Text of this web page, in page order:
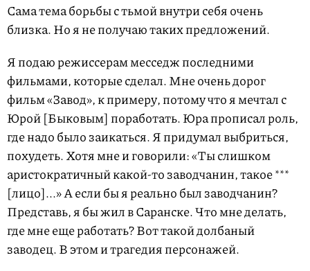
Сама тема борьбы с тьмой внутри себя очень
близка. Но я не получаю таких предложений.
Я подаю режиссерам месседж последними
фильмами, которые сделал. Мне очень дорог
фильм «Завод», к примеру, потому что я мечтал с
Юрой [Быковым] поработать. Юра прописал роль,
где надо было заикаться. Я придумал выбриться,
похудеть. Хотя мне и говорили: «Ты слишком
аристократичный какой-то заводчанин, такое ***
[лицо]...» А если бы я реально был заводчанин?
Представь, я бы жил в Саранске. Что мне делать,
где мне еще работать? Вот такой долбаный
заводец. В этом и трагедия персонажей.